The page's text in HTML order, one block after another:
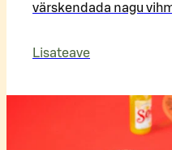
värskendada nagu
Lisateave